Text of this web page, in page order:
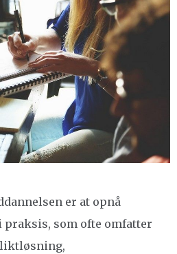
er at opnå
som ofte omfatter